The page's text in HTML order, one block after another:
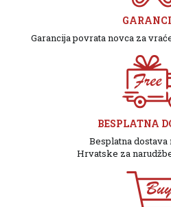
Garancija povrata novca za
BESPLATNA
Besplatna dostava
Hrvatske za